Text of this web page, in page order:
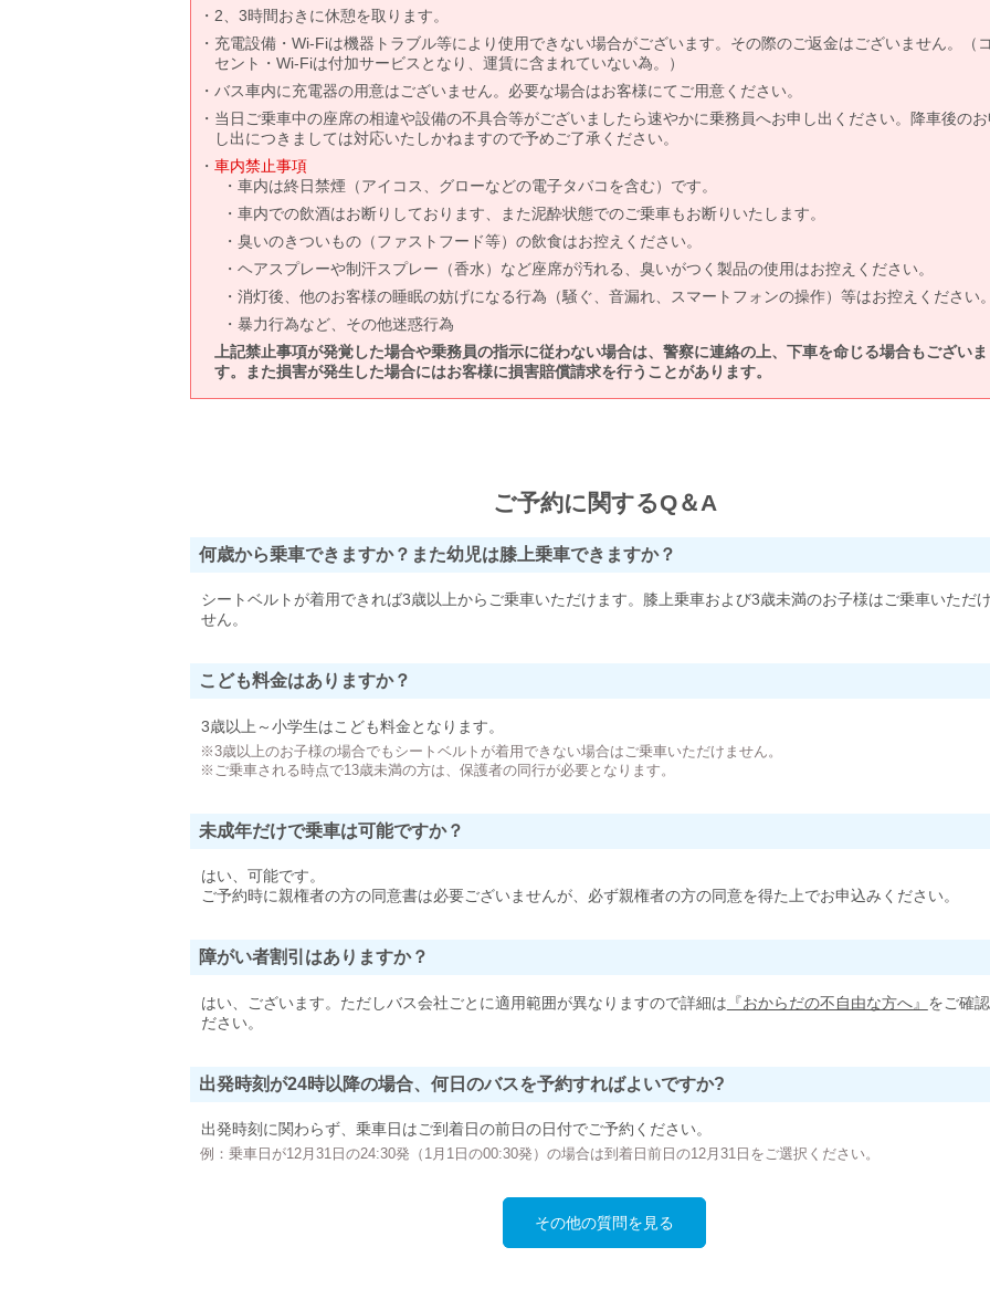
2、3時間おきに休憩を取ります。
充電設備・Wi-Fiは機器トラブル等により使用できない場合がございます。その際のご返金はございません。（
セント・Wi-Fiは付加サービスとなり、運賃に含まれていない為。）
バス車内に充電器の用意はございません。必要な場合はお客様にてご用意ください。
当日ご乗車中の座席の相違や設備の不具合等がございましたら速やかに乗務員へお申し出ください。降車後の
し出につきましては対応いたしかねますので予めご了承ください。
車内禁止事項
車内は終日禁煙（アイコス、グローなどの電子タバコを含む）です。
車内での飲酒はお断りしております、また泥酔状態でのご乗車もお断りいたします。
臭いのきついもの（ファストフード等）の飲食はお控えください。
ヘアスプレーや制汗スプレー（香水）など座席が汚れる、臭いがつく製品の使用はお控えください。
消灯後、他のお客様の睡眠の妨げになる行為（騒ぐ、音漏れ、スマートフォンの操作）等はお控えください
暴力行為など、その他迷惑行為
上記禁止事項が発覚した場合や乗務員の指示に従わない場合は、警察に連絡の上、下車を命じる場合もございま
す。また損害が発生した場合にはお客様に損害賠償請求を行うことがあります。
ご予約に関するQ＆A
何歳から乗車できますか？また幼児は膝上乗車できますか？
シートベルトが着用できれば3歳以上からご乗車いただけます。膝上乗車および3歳未満のお子様はご乗車いただ
せん。
こども料金はありますか？
3歳以上～小学生はこども料金となります。
※3歳以上のお子様の場合でもシートベルトが着用できない場合はご乗車いただけません。
※ご乗車される時点で13歳未満の方は、保護者の同行が必要となります。
未成年だけで乗車は可能ですか？
はい、可能です。
ご予約時に親権者の方の同意書は必要ございませんが、必ず親権者の方の同意を得た上でお申込みください。
障がい者割引はありますか？
はい、ございます。ただしバス会社ごとに適用範囲が異なりますので詳細は 『おからだの不自由な方へ』 をご確
ださい。
出発時刻が24時以降の場合、何日のバスを予約すればよいですか?
出発時刻に関わらず、乗車日はご到着日の前日の日付でご予約ください。
例：乗車日が12月31日の24:30発（1月1日の00:30発）の場合は到着日前日の12月31日をご選択ください。
その他の質問を見る